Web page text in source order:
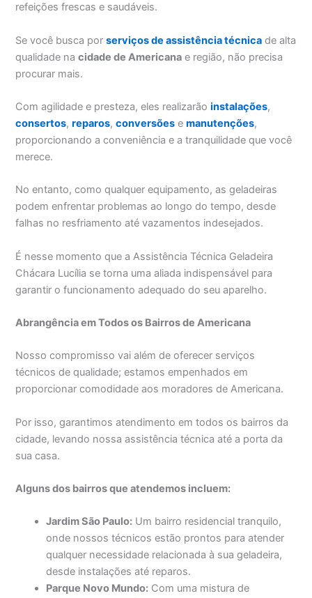
refeições frescas e saudáveis.
Se você busca porserviços de assistência técnica de alta
qualidade nacidade de Americana e região, não precisa
procurar mais.
Com agilidade e presteza, eles realizarãoinstalações,
consertos,reparos,conversões emanutenções,
proporcionando a conveniência e a tranquilidade que você
merece.
No entanto, como qualquer equipamento, as geladeiras
podem enfrentar problemas ao longo do tempo, desde
falhas no resfriamento até vazamentos indesejados.
É nesse momento que a Assistência Técnica Geladeira
Chácara Lucília se torna uma aliada indispensável para
garantir o funcionamento adequado do seu aparelho.
Abrangência em Todos os Bairros de Americana
Nosso compromisso vai além de oferecer serviços
técnicos de qualidade; estamos empenhados em
proporcionar comodidade aos moradores de Americana.
Por isso, garantimos atendimento em todos os bairros da
cidade, levando nossa assistência técnica até a porta da
sua casa.
Alguns dos bairros que atendemos incluem:
Jardim São Paulo: Um bairro residencial tranquilo,
onde nossos técnicos estão prontos para atender
qualquer necessidade relacionada à sua geladeira,
desde instalações até reparos.
Parque Novo Mundo: Com uma mistura de